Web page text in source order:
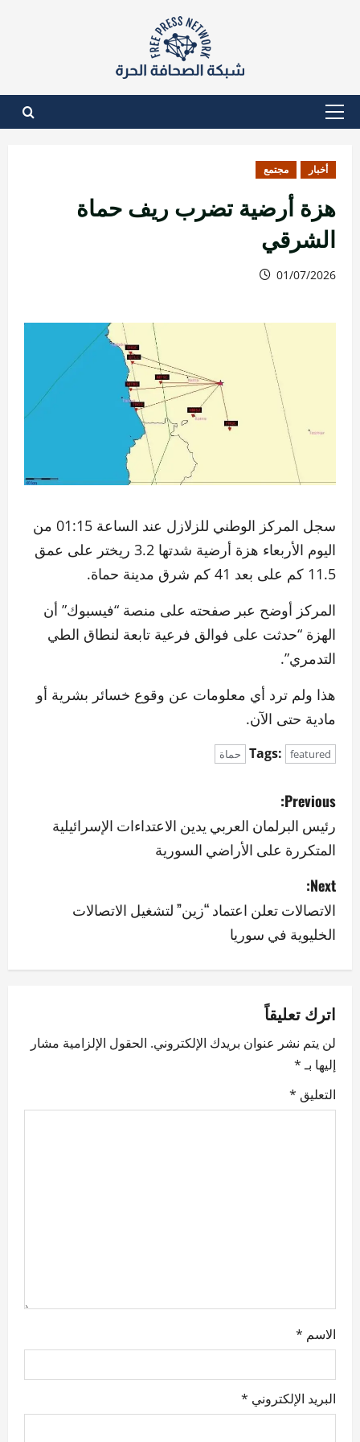
القائمة
أخبار مجتمع
هزة أرضية تضرب ريف حماة
الشرقي
01/07/2026
سجل المركز الوطني للزلازل عند الساعة 01:15 من
اليوم الأربعاء هزة ‏أرضية شدتها ‎3.2 ريختر على عمق
11.5 كم على بعد 41 كم شرق مدينة حماة.‎
المركز أوضح عبر صفحته على منصة “فيسبوك” أن
الهزة “حدثت على ‏فوالق فرعية تابعة لنطاق الطي
التدمري”.‏
هذا ولم ترد أي معلومات عن وقوع خسائر بشرية أو
مادية حتى الآن.
Tags: featured حماة
P
o
s
t
n
a
i
g
a
Previous:
رئيس البرلمان العربي يدين الاعتداءات الإسرائيلية
المتكررة على الأراضي السورية
Next:
الاتصالات تعلن اعتماد “زين” لتشغيل الاتصالات
الخليوية في سوريا
اترك تعليقاً
لن يتم نشر عنوان بريدك الإلكتروني. الحقول الإلزامية مشار
إليها بـ*
التعليق *
الاسم *
البريد الإلكتروني *